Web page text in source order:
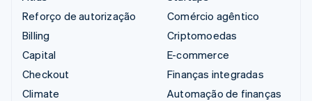
Reforço de autorização
Billing
Capital
Checkout
Climate
Comércio agêntico
Criptomoedas
E-commerce
Finanças integradas
Automação de finanças